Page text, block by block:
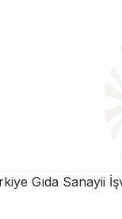
Gıda Sanayii